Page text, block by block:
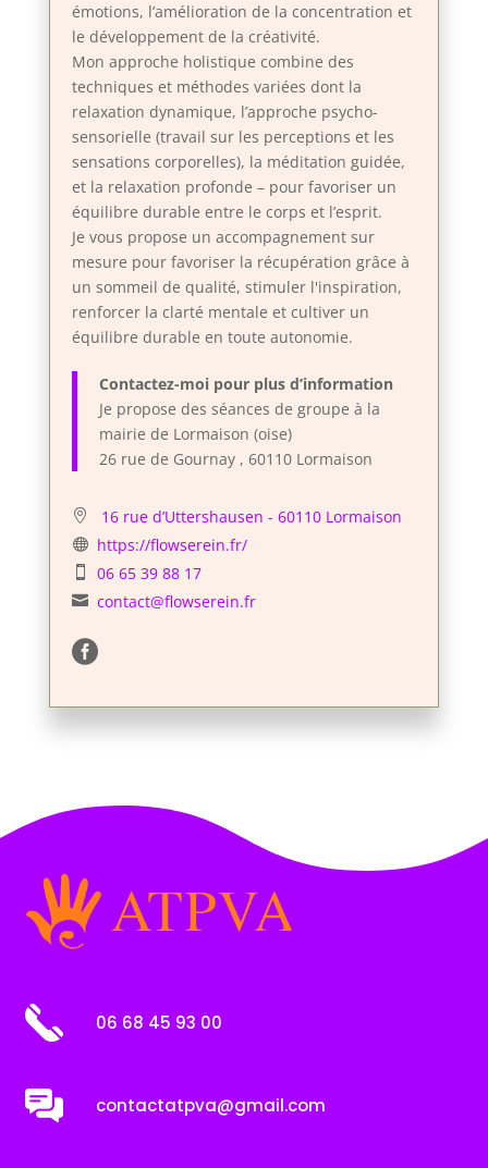
émotions, l’amélioration de la concentration et
le développement de la créativité.
Mon approche holistique combine des
techniques et méthodes variées dont la
relaxation dynamique, l’approche psycho-
sensorielle (travail sur les perceptions et les
sensations corporelles), la méditation guidée,
et la relaxation profonde – pour favoriser un
équilibre durable entre le corps et l’esprit.
Je vous propose un accompagnement sur
mesure pour favoriser la récupération grâce à
un sommeil de qualité, stimuler l'inspiration,
renforcer la clarté mentale et cultiver un
équilibre durable en toute autonomie.
Contactez-moi pour plus d’information
Je propose des séances de groupe à la
mairie de Lormaison (oise)
26 rue de Gournay , 60110 Lormaison
 16 rue d’Uttershausen - 60110 Lormaison
 https://flowserein.fr/
 06 65 39 88 17
 contact@flowserein.fr

06 68 45 93 00
contactatpva@gmail.com